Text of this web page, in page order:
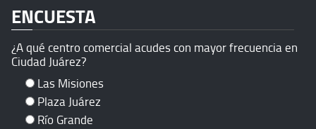
ENCUESTA
¿A qué centro comercial acudes con mayor frecuencia en
Ciudad Juárez?
Las Misiones
Plaza Juárez
Río Grande